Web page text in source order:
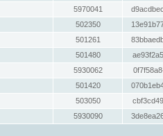
5970041
502350
501261
501480
5930062
501420
503050
5930090